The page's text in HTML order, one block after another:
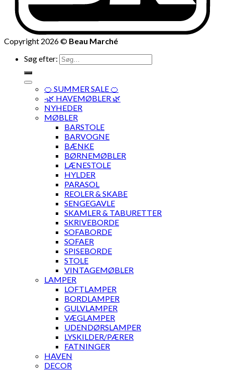
Copyright 2026 © Beau Marché
Søg efter:
🍊 SUMMER SALE 🍊
·🌿 HAVEMØBLER 🌿
NYHEDER
MØBLER
BARSTOLE
BARVOGNE
BÆNKE
BØRNEMØBLER
LÆNESTOLE
HYLDER
PARASOL
REOLER & SKABE
SENGEGAVLE
SKAMLER & TABURETTER
SKRIVEBORDE
SOFABORDE
SOFAER
SPISEBORDE
STOLE
VINTAGEMØBLER
LAMPER
LOFTLAMPER
BORDLAMPER
GULVLAMPER
VÆGLAMPER
UDENDØRSLAMPER
LYSKILDER/PÆRER
FATNINGER
HAVEN
DECOR